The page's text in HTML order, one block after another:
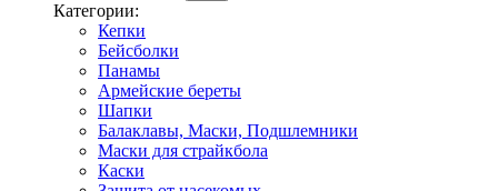
Категории:
Кепки
Бейсболки
Панамы
Армейские береты
Шапки
Балаклавы, Маски, Подшлемники
Маски для страйкбола
Каски